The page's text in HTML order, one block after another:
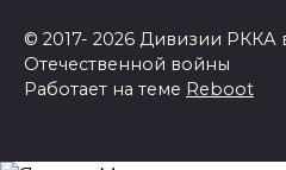
© 2017- 2026 Дивизии РККА
Отечественной войны
Работает на теме Reboot